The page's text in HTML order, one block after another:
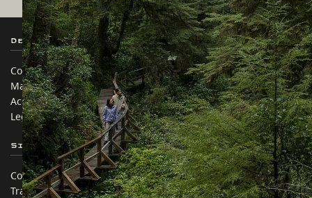
Destination BC
Contáctanos
Mapa del sitio
Acerca de
Legal y Políticas
Nuestros Sitios
Industria de Viajes
Medios
Corporativo
简体中文 – China
Sitios de Socios
Comercio e Inversión BC
Trabaja en BC
En este sitio
Ideas de viaje
Consejos Prácticos